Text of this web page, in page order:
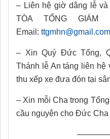
– Liên hệ giờ dâng lễ và
TÒA TỔNG GIÁM
Email: ttgmhn@gmail.com
– Xin Quý Đức Tổng,
Thánh lễ An táng liên hệ
thu xếp xe đưa đón tại
– Xin mỗi Cha trong
cầu nguyện cho Đức Cha